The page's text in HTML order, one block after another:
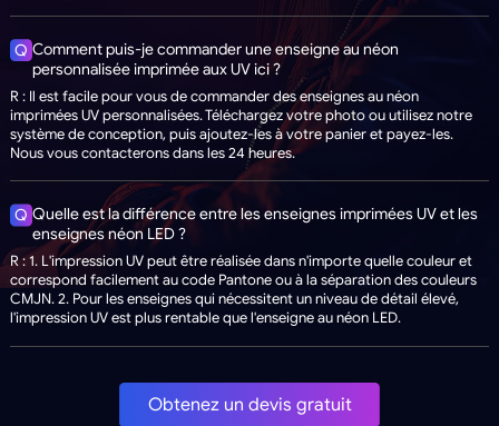
Q Comment puis-je commander une enseigne au néon
personnalisée imprimée aux UV ici ?
R : Il est facile pour vous de commander des enseignes au néon
imprimées UV personnalisées. Téléchargez votre photo ou utilisez notre
système de conception, puis ajoutez-les à votre panier et payez-les.
Nous vous contacterons dans les 24 heures.
Q Quelle est la différence entre les enseignes imprimées UV et les
enseignes néon LED ?
R : 1. L'impression UV peut être réalisée dans n'importe quelle couleur et
correspond facilement au code Pantone ou à la séparation des couleurs
CMJN. 2. Pour les enseignes qui nécessitent un niveau de détail élevé,
l'impression UV est plus rentable que l'enseigne au néon LED.
Obtenez un devis gratuit